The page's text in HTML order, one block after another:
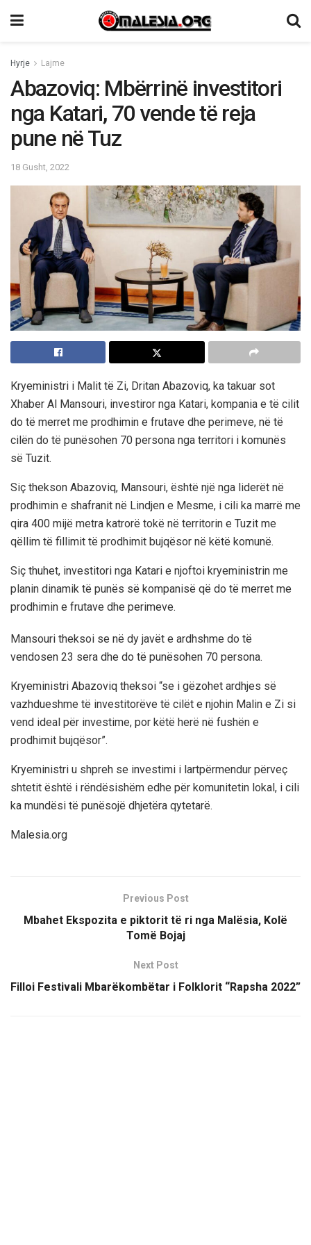
Hyrje Lajme
Abazoviq: Mbërrinë investitori
nga Katari, 70 vende të reja
pune në Tuz
18 Gusht, 2022
Kryeministri i Malit të Zi, Dritan Abazoviq, ka takuar sot
Xhaber Al Mansouri, investiror nga Katari, kompania e të cilit
do të merret me prodhimin e frutave dhe perimeve, në të
cilën do të punësohen 70 persona nga territori i komunës
së Tuzit.
Siç thekson Abazoviq, Mansouri, është një nga liderët në
prodhimin e shafranit në Lindjen e Mesme, i cili ka marrë me
qira 400 mijë metra katrorë tokë në territorin e Tuzit me
qëllim të fillimit të prodhimit bujqësor në këtë komunë.
Siç thuhet, investitori nga Katari e njoftoi kryeministrin me
planin dinamik të punës së kompanisë që do të merret me
prodhimin e frutave dhe perimeve.
Mansouri theksoi se në dy javët e ardhshme do të
vendosen 23 sera dhe do të punësohen 70 persona.
Kryeministri Abazoviq theksoi “se i gëzohet ardhjes së
vazhdueshme të investitorëve të cilët e njohin Malin e Zi si
vend ideal për investime, por këtë herë në fushën e
prodhimit bujqësor”.
Kryeministri u shpreh se investimi i lartpërmendur përveç
shtetit është i rëndësishëm edhe për komunitetin lokal, i cili
ka mundësi të punësojë dhjetëra qytetarë.
Malesia.org
Previous Post
Mbahet Ekspozita e piktorit të ri nga Malësia, Kolë
Tomë Bojaj
Next Post
Filloi Festivali Mbarëkombëtar i Folklorit “Rapsha 2022”